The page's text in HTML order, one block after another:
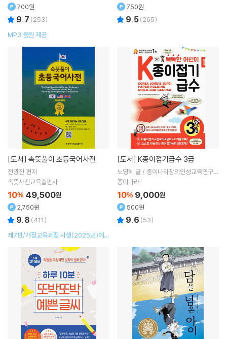
700원
9.7 (253)
MP3 음원 제공
750원
9.5(265)
[도서] 속뜻풀이 초등국어사전
전광진 편저
속뜻사전교육출판사
10% 49,500원
2,750원
9.8 (411)
제7판/개정교육과정 시행(2025년)에
[도서] K종이접기급수 3급
노영혜 글 / 종이나라창의인성교육연구소
감수
종이나라
10% 9,000원
500원
9.6 (53)